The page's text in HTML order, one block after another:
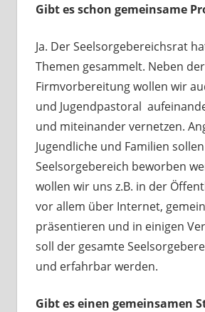
Gibt es schon gemeinsame
Ja. Der Seelsorgebereichsrat
Themen gesammelt. Neben der
Firmvorbereitung wollen wir
und Jugendpastoral
und miteinander vernetzen.
Jugendliche und Familien
Seelsorgebereich beworben
wollen wir uns z.B. in der
vor allem über Internet,
präsentieren und in einigen
soll der gesamte
und erfahrbar werden.
Gibt es einen gemeinsamen